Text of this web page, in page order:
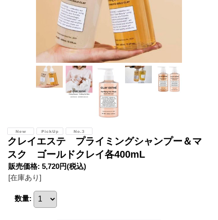
クレイエステ プライミングシャンプー＆マ
スク ゴールドクレイ各400mL
販売価格: 5,720円(税込)
[在庫あり]
数量: